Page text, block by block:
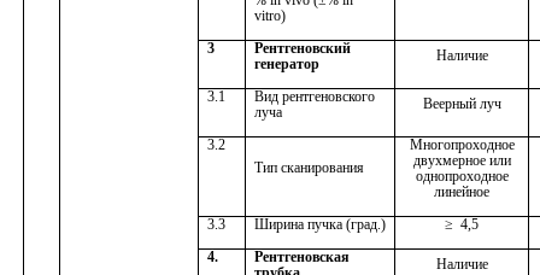
vitro)
3
Рентгеновский
генератор
Наличие
3.1
Вид рентгеновского
луча
Веерный луч
3.2
Тип сканирования
Многопроходное
двухмерное или
однопроходное
линейное
3.3
Ширина пучка (град.) ≥ 4,5
4.
Рентгеновская
Наличие